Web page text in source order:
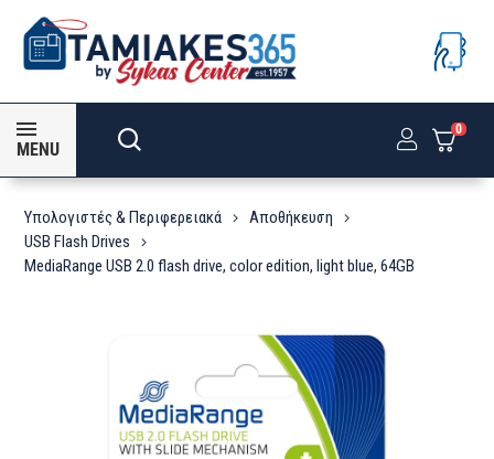
MENU
0
Υπολογιστές & Περιφερειακά
Αποθήκευση
USB Flash Drives
MediaRange USB 2.0 flash drive, color edition, light blue, 64GB